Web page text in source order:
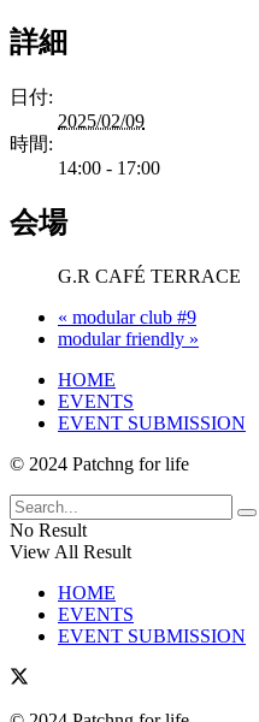
詳細
日付:
2025/02/09
時間:
14:00 - 17:00
会場
G.R CAFÉ TERRACE
« modular club #9
modular friendly »
HOME
EVENTS
EVENT SUBMISSION
© 2024 Patchng for life
No Result
View All Result
HOME
EVENTS
EVENT SUBMISSION